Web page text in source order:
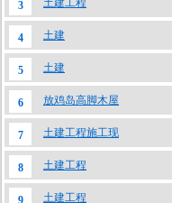
3 土建工程
4 土建
5 土建
6 放鸡岛高脚木屋
7 土建工程施工现
8 土建工程
9 土建工程